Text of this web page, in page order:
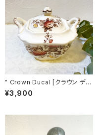
" Crown Ducal [クラウン デュ
カル] " 30's ヴィンテージ シュ
ガーボウル from FIRENZE
¥3,900